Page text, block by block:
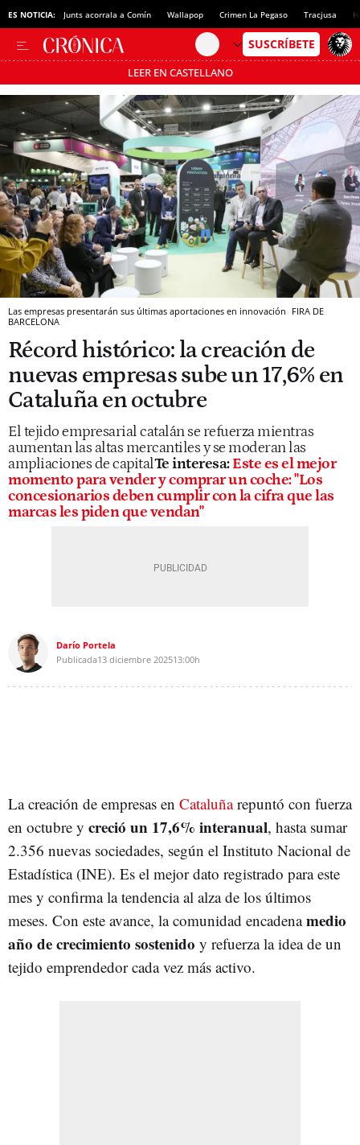
ES NOTICIA: Junts acorrala a Comín Wallapop Crimen La Pegaso Tracjusa
LEER EN CASTELLANO
Pásate al MODO AHORRO
Las empresas presentarán sus últimas aportaciones en innovación FIRA DE
BARCELONA
Récord histórico: la creación de
nuevas empresas sube un 17,6% en
Cataluña en octubre
El tejido empresarial catalán se refuerza mientras
aumentan las altas mercantiles y se moderan las
ampliaciones de capitalTe interesa:Este es el mejor
momento para vender y comprar un coche: "Los
concesionarios deben cumplir con la cifra que las
marcas les piden que vendan"
Darío Portela
Publicada13 diciembre 202513:00h
La creación de empresas en Cataluñarepuntó con fuerza
en octubre y creció un 17,6% interanual, hasta sumar
2.356 nuevas sociedades, según el Instituto Nacional de
Estadística (INE). Es el mejor dato registrado para este
mes y confirma la tendencia al alza de los últimos
meses. Con este avance, la comunidad encadenamedio
año de crecimiento sostenido y refuerza la idea de un
tejido emprendedor cada vez más activo.